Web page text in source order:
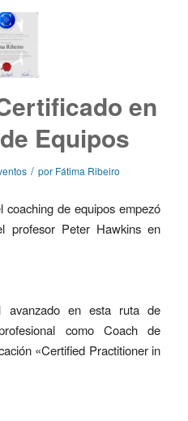
en
Equipos
/ por Fátima Ribeiro
coaching de equipos empezó
profesor Peter Hawkins en
avanzado en esta ruta de
como Coach de
«Certified Practitioner in